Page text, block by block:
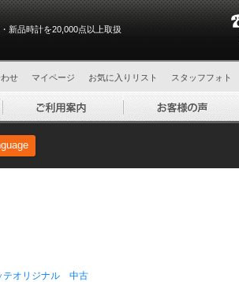
新品時計を20,000点以上取扱
せ マイページ お気に入りリスト スタッフフォト
テオリジナル 中古